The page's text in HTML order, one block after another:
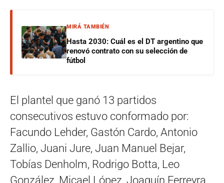
MIRÁ TAMBIÉN
Hasta 2030: Cuál es el DT argentino que
renovó contrato con su selección de
fútbol
El plantel que ganó 13 partidos
consecutivos estuvo conformado por:
Facundo Lehder, Gastón Cardo, Antonio
Zallio, Juani Jure, Juan Manuel Bejar,
Tobías Denholm, Rodrigo Botta, Leo
González, Micael López, Joaquín Ferreyra,